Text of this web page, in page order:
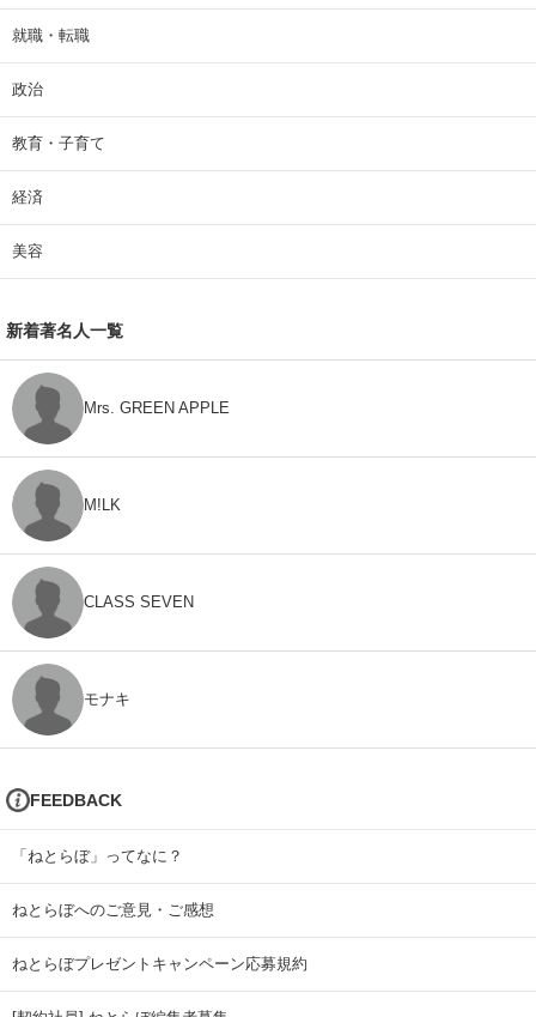
就職・転職
政治
教育・子育て
経済
美容
新着著名人一覧
Mrs. GREEN APPLE
M!LK
CLASS SEVEN
モナキ
FEEDBACK
「ねとらぼ」ってなに？
ねとらぼへのご意見・ご感想
ねとらぼプレゼントキャンペーン応募規約